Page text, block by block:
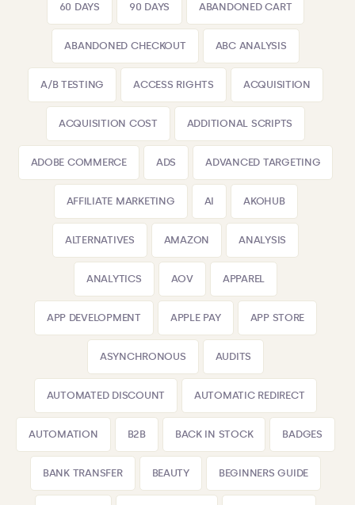
60 DAYS 90 DAYS ABANDONED CART
ABANDONED CHECKOUT ABC ANALYSIS
A/B TESTING ACCESS RIGHTS ACQUISITION
ACQUISITION COST ADDITIONAL SCRIPTS
ADOBE COMMERCE ADS ADVANCED TARGETING
AFFILIATE MARKETING AI AKOHUB
ALTERNATIVES AMAZON ANALYSIS
ANALYTICS AOV APPAREL
APP DEVELOPMENT APPLE PAY APP STORE
ASYNCHRONOUS AUDITS
AUTOMATED DISCOUNT AUTOMATIC REDIRECT
AUTOMATION B2B BACK IN STOCK BADGES
BANK TRANSFER BEAUTY BEGINNERS GUIDE